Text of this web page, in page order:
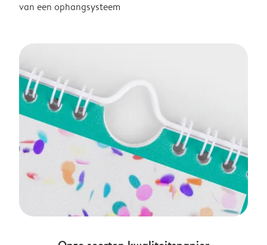
van een ophangsysteem